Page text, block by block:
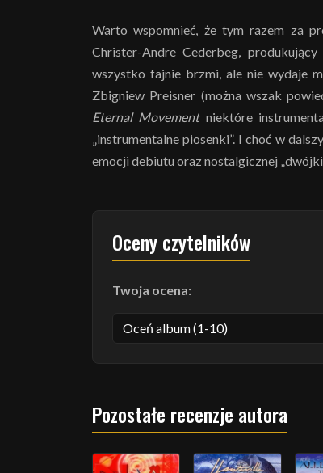
Warto wspomnieć, że tym razem za
Christer-Andre Cederbeg, produkujący
wszystko fajnie brzmi, ale nie wydaje
Zbigniew Preisner (można wszak
Eternal Movement niektóre
„instrumentalne piosenki”. I choć w
emocji debiutu oraz nostalgicznej
Oceny czytelników
Twoja ocena:
Pozostałe recenzje autora